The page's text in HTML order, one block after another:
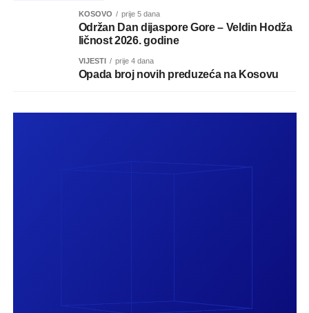
KOSOVO prije 5 dana
Održan Dan dijaspore Gore – Veldin Hodža
ličnost 2026. godine
VIJESTI prije 4 dana
Opada broj novih preduzeća na Kosovu